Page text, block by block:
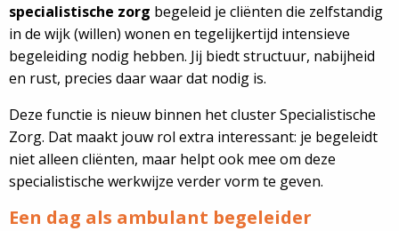
specialistische zorg begeleid je cliënten die zelfstandig
in de wijk (willen) wonen en tegelijkertijd intensieve
begeleiding nodig hebben. Jij biedt structuur, nabijheid
en rust, precies daar waar dat nodig is.
Deze functie is nieuw binnen het cluster Specialistische
Zorg. Dat maakt jouw rol extra interessant: je begeleidt
niet alleen cliënten, maar helpt ook mee om deze
specialistische werkwijze verder vorm te geven.
Een dag als ambulant begeleider